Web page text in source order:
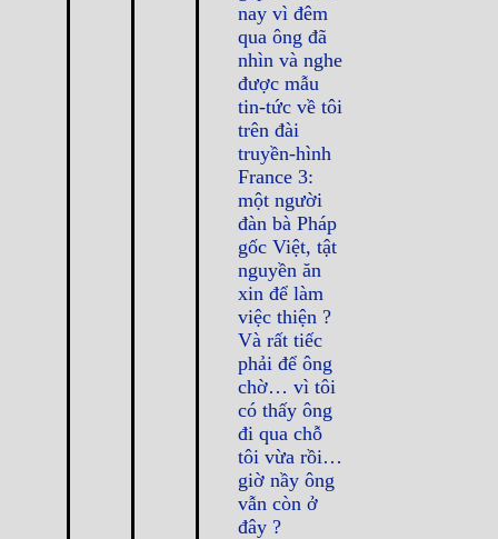
nay vì đêm
qua ông đã
nhìn và nghe
được mẫu
tin-tức về tôi
trên đài
truyền-hình
France 3:
một người
đàn bà Pháp
gốc Việt, tật
nguyền ăn
xin để làm
việc thiện ?
Và rất tiếc
phải để ông
chờ… vì tôi
có thấy ông
đi qua chỗ
tôi vừa rồi…
giờ nầy ông
vẫn còn ở
đây ?